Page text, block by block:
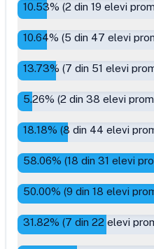
10.53% (2 din 19 elevi
10.64% (5 din 47 elevi
13.73% (7 din 51 elevi
5.26% (2 din 38 elevi
18.18% (8 din 44 elevi
58.06% (18 din 31 elevi
50.00% (9 din 18 elevi
31.82% (7 din 22 elevi